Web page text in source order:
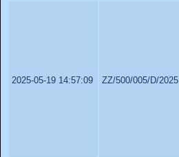
2025-05-19 14:57:09 ZZ/500/005/D/2025